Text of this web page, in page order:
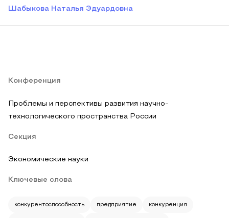
Шабыкова Наталья Эдуардовна
Конференция
Проблемы и перспективы развития научно-
технологического пространства России
Секция
Экономические науки
Ключевые слова
конкурентоспособность предприятие конкуренция